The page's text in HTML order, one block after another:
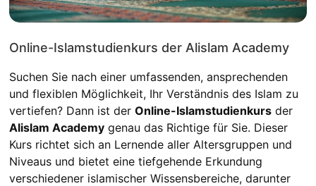
Online-Islamstudienkurs der Alislam Academy
Suchen Sie nach einer umfassenden, ansprechenden
und flexiblen Möglichkeit, Ihr Verständnis des Islam zu
vertiefen? Dann ist derOnline-Islamstudienkurs der
Alislam Academy genau das Richtige für Sie. Dieser
Kurs richtet sich an Lernende aller Altersgruppen und
Niveaus und bietet eine tiefgehende Erkundung
verschiedener islamischer Wissensbereiche, darunter